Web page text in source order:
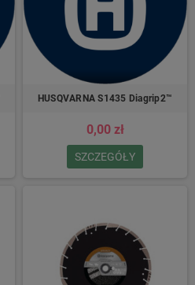
HUSQVARNA S1435 Diagrip2™
0,00 zł
SZCZEGÓŁY